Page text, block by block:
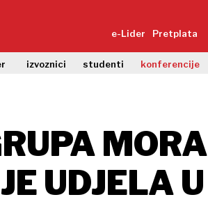
e-Lider Pretplata
izvoznici studenti konferencije
MORA
UDJELA U